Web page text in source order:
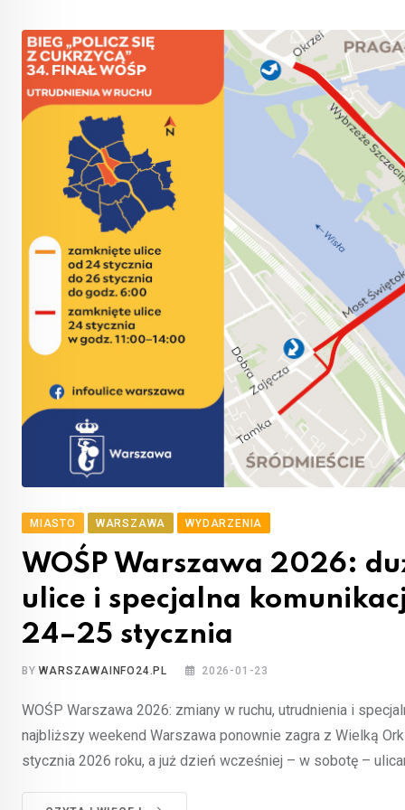
MIASTO WARSZAWA WYDARZENIA
WOŚP Warszawa 2026:
ulice i specjalna
24–25 stycznia
BYWARSZAWAINFO24.PL 2026-01-23
WOŚP Warszawa 2026: zmiany w ruchu, utrudnienia i
najbliższy weekend Warszawa ponownie zagra z Wielką
stycznia 2026 roku, a już dzień wcześniej – w sobotę –